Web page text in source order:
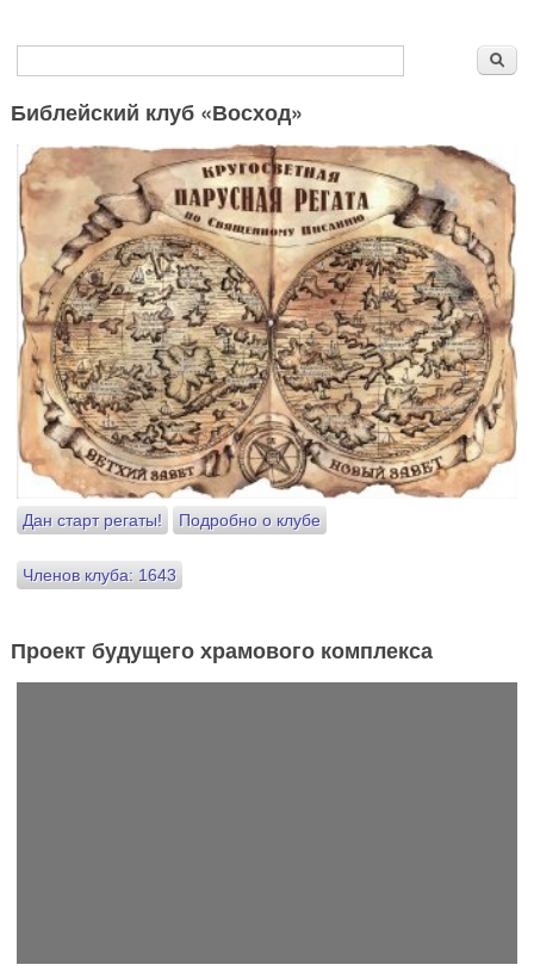
Форма поиска
Библейский клуб «Восход»
Дан старт регаты! Подробно о клубе
Членов клуба: 1643
Проект будущего храмового комплекса